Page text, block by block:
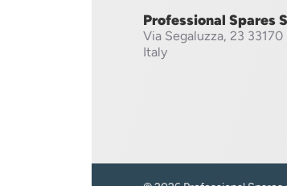
Professional Spares
Via Segaluzza, 23 33170
Italy